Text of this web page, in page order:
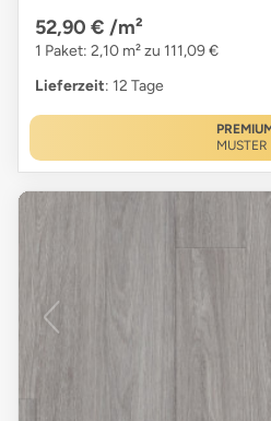
52,90 € /m²
1 Paket: 2,10 m² zu 111,09 €
Lieferzeit: 12 Tage
MUSTER